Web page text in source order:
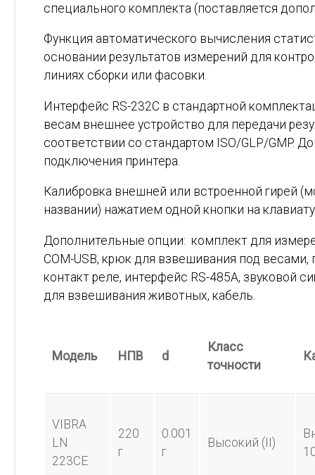
специального комплекта (поставляется
Функция автоматического вычисления
основании результатов измерений для
линиях сборки или фасовки.
Интерфейс RS-232C в стандартной
весам внешнее устройство для передачи
соответствии со стандартом ISO/GLP/GMP.
подключения принтера.
Калибровка внешней или встроенной гирей
названии) нажатием одной кнопки на
Дополнительные опции: комплект для
COM-USB, крюк для взвешивания под весами,
контакт реле, интерфейс RS-485A, звуковой
для взвешивания животных, кабель.
Модель НПВ d
Класс
точности
VIBRA
LN
223CE
220
г
0.001
г
Высокий (II)